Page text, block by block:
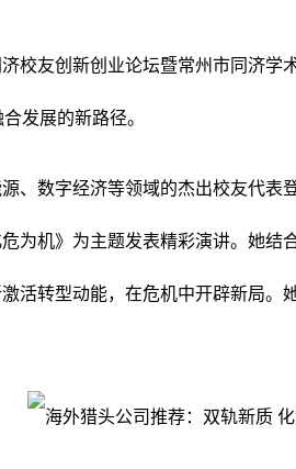
校友创新创业论坛暨常州市同济学
发展的新路径。
、数字经济等领域的杰出校友代
为机》为主题发表精彩演讲。她
转型动能，在危机中开辟新局。